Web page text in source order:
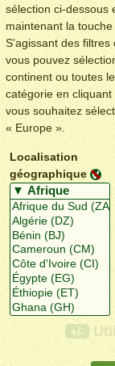
sélection ci-dessous
maintenant la touche
S'agissant des filtres
vous pouvez
continent ou toutes
catégorie en
vous souhaitez
« Europe ».
Localisation
géographique
+/-